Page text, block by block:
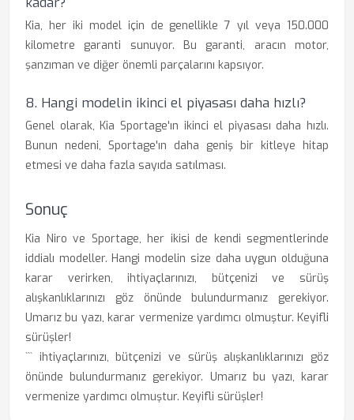
Kia, her iki model için de genellikle 7 yıl veya 150.000
kilometre garanti sunuyor. Bu garanti, aracın motor,
şanzıman ve diğer önemli parçalarını kapsıyor.
8. Hangi modelin ikinci el piyasası daha hızlı?
Genel olarak, Kia Sportage'ın ikinci el piyasası daha hızlı.
Bunun nedeni, Sportage'ın daha geniş bir kitleye hitap
etmesi ve daha fazla sayıda satılması.
Sonuç
Kia Niro ve Sportage, her ikisi de kendi segmentlerinde
iddialı modeller. Hangi modelin size daha uygun olduğuna
karar verirken, ihtiyaçlarınızı, bütçenizi ve sürüş
alışkanlıklarınızı göz önünde bulundurmanız gerekiyor.
Umarız bu yazı, karar vermenize yardımcı olmuştur. Keyifli
sürüşler!
``` ihtiyaçlarınızı, bütçenizi ve sürüş alışkanlıklarınızı göz
önünde bulundurmanız gerekiyor. Umarız bu yazı, karar
vermenize yardımcı olmuştur. Keyifli sürüşler!